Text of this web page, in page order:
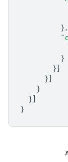
},
}
}]
}]
}
}]
}